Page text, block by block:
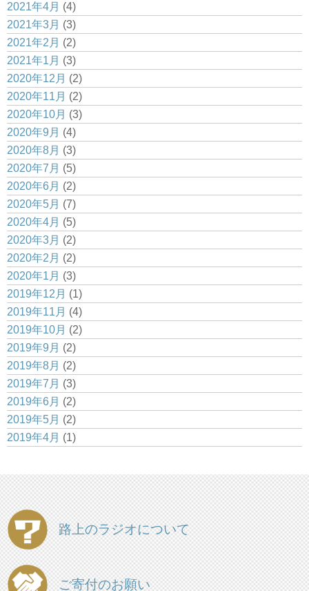
2021年4月 (4)
2021年3月 (3)
2021年2月 (2)
2021年1月 (3)
2020年12月 (2)
2020年11月 (2)
2020年10月 (3)
2020年9月 (4)
2020年8月 (3)
2020年7月 (5)
2020年6月 (2)
2020年5月 (7)
2020年4月 (5)
2020年3月 (2)
2020年2月 (2)
2020年1月 (3)
2019年12月 (1)
2019年11月 (4)
2019年10月 (2)
2019年9月 (2)
2019年8月 (2)
2019年7月 (3)
2019年6月 (2)
2019年5月 (2)
2019年4月 (1)
路上のラジオについて
ご寄付のお願い